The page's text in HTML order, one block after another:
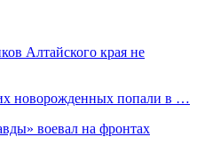
Алтайского края не
новорожденных попали в …
воевал на фронтах